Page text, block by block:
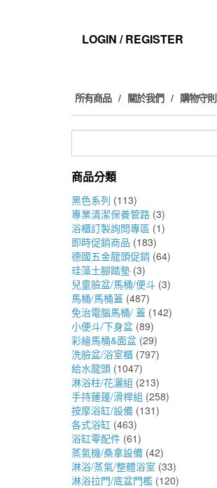
LOGIN / REGISTER
所有商品 關於我們 購物守則
鍵
商品分類
黑色系列 (113)
專業清潔保養管路 (3)
浴櫃訂製詢問專區 (1)
即時促銷商品 (183)
德國五金龍頭促銷 (64)
珪藻土腳踏墊 (3)
兒童臉盆/馬桶/便斗 (3)
馬桶/馬桶蓋 (487)
免治電腦馬桶/ 蓋 (142)
小便斗/下身盆 (89)
彩繪馬桶&面盆 (29)
洗臉盆/浴室櫃 (797)
給水龍頭 (1047)
淋浴柱/花灑組 (213)
手持蓮蓬/滑桿組 (258)
按摩浴缸/設備 (131)
各式浴缸 (463)
浴缸零配件 (61)
蒸氣機/桑拿設備 (42)
淋浴/蒸氣/整體浴室 (33)
淋浴拉門/底盆門檻 (120)